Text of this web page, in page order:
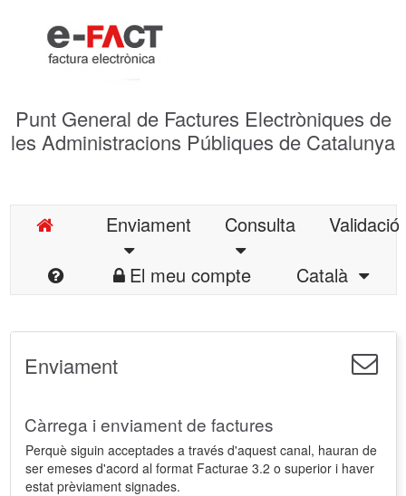
Punt General de Factures Electròniques de
les Administracions Públiques de Catalunya
Enviament Consulta
Validació
El meu compte
Català
Enviament
Càrrega i enviament de factures
Perquè siguin acceptades a través d'aquest canal, hauran de
ser emeses d'acord al format Facturae 3.2 o superior i haver
estat prèviament signades.